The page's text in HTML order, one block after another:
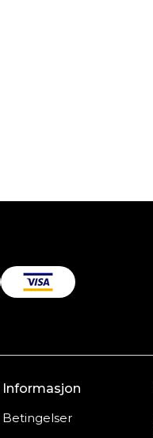
Informasjon
Betingelser